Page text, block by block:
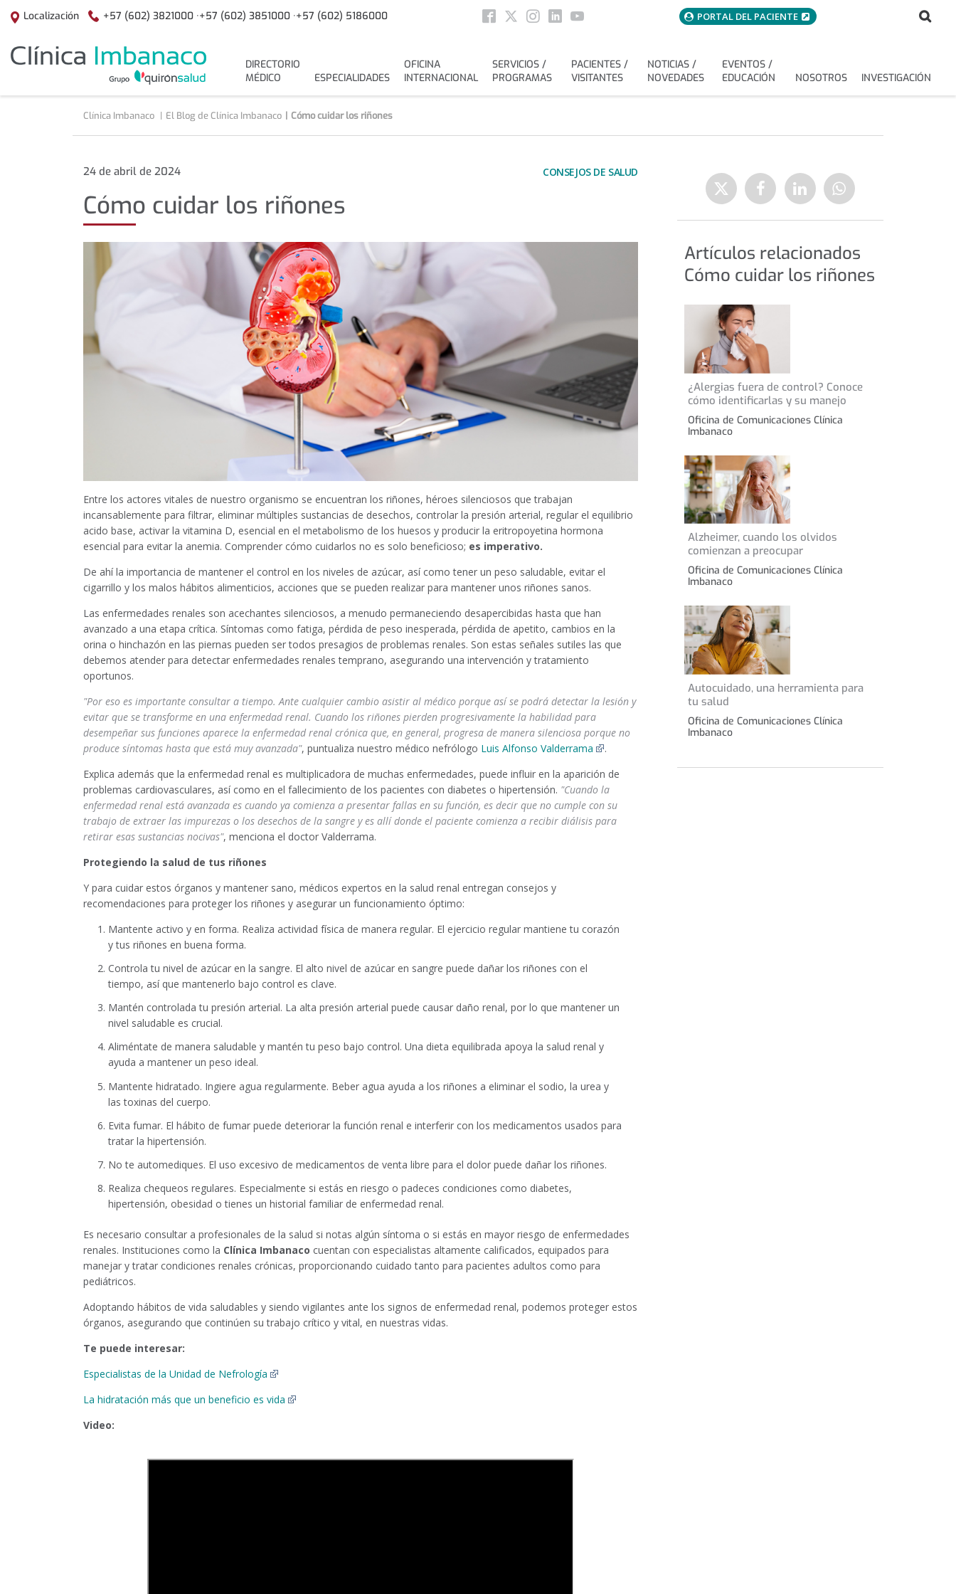
Localización +57 (602) 3821000 ·+57 (602) 3851000 ·+57 (602) 5186000
Social
menuAcceso
PORTAL DEL PACIENTE
Buscar
DIRECTORIO
MÉDICO
ESPECIALIDADES
OFICINA
INTERNACIONAL
SERVICIOS /
PROGRAMAS
PACIENTES /
VISITANTES
NOTICIAS /
NOVEDADES
EVENTOS /
EDUCACIÓN
NOSOTROS INVESTIGACIÓN
Clínica Imbanaco El Blog de Clínica Imbanaco Cómo cuidar los riñones
Cómo
los
riñones
24 de abril de 2024 CONSEJOS DE SALUD
Cómo cuidar los riñones
Entre los actores vitales de nuestro organismo se encuentran los riñones, héroes silenciosos que trabajan
incansablemente para filtrar, eliminar múltiples sustancias de desechos, controlar la presión arterial, regular el equilibrio
acido base, activar la vitamina D, esencial en el metabolismo de los huesos y producir la eritropoyetina hormona
esencial para evitar la anemia. Comprender cómo cuidarlos no es solo beneficioso; es imperativo.
De ahí la importancia de mantener el control en los niveles de azúcar, así como tener un peso saludable, evitar el
cigarrillo y los malos hábitos alimenticios, acciones que se pueden realizar para mantener unos riñones sanos.
Las enfermedades renales son acechantes silenciosos, a menudo permaneciendo desapercibidas hasta que han
avanzado a una etapa crítica. Síntomas como fatiga, pérdida de peso inesperada, pérdida de apetito, cambios en la
orina o hinchazón en las piernas pueden ser todos presagios de problemas renales. Son estas señales sutiles las que
debemos atender para detectar enfermedades renales temprano, asegurando una intervención y tratamiento
oportunos.
"Por eso es importante consultar a tiempo. Ante cualquier cambio asistir al médico porque así se podrá detectar la lesión y
evitar que se transforme en una enfermedad renal. Cuando los riñones pierden progresivamente la habilidad para
desempeñar sus funciones aparece la enfermedad renal crónica que, en general, progresa de manera silenciosa porque no
produce síntomas hasta que está muy avanzada", puntualiza nuestro médico nefrólogo Luis Alfonso Valderrama
.
Explica además que la enfermedad renal es multiplicadora de muchas enfermedades, puede influir en la aparición de
problemas cardiovasculares, así como en el fallecimiento de los pacientes con diabetes o hipertensión. "Cuando la
enfermedad renal está avanzada es cuando ya comienza a presentar fallas en su función, es decir que no cumple con su
trabajo de extraer las impurezas o los desechos de la sangre y es allí donde el paciente comienza a recibir diálisis para
retirar esas sustancias nocivas", menciona el doctor Valderrama.
Protegiendo la salud de tus riñones
Y para cuidar estos órganos y mantener sano, médicos expertos en la salud renal entregan consejos y
recomendaciones para proteger los riñones y asegurar un funcionamiento óptimo:
Mantente activo y en forma. Realiza actividad física de manera regular. El ejercicio regular mantiene tu corazón
y tus riñones en buena forma.
Controla tu nivel de azúcar en la sangre. El alto nivel de azúcar en sangre puede dañar los riñones con el
tiempo, así que mantenerlo bajo control es clave.
Mantén controlada tu presión arterial. La alta presión arterial puede causar daño renal, por lo que mantener un
nivel saludable es crucial.
Aliméntate de manera saludable y mantén tu peso bajo control. Una dieta equilibrada apoya la salud renal y
ayuda a mantener un peso ideal.
Mantente hidratado. Ingiere agua regularmente. Beber agua ayuda a los riñones a eliminar el sodio, la urea y
las toxinas del cuerpo.
Evita fumar. El hábito de fumar puede deteriorar la función renal e interferir con los medicamentos usados para
tratar la hipertensión.
No te automediques. El uso excesivo de medicamentos de venta libre para el dolor puede dañar los riñones.
Realiza chequeos regulares. Especialmente si estás en riesgo o padeces condiciones como diabetes,
hipertensión, obesidad o tienes un historial familiar de enfermedad renal.
Es necesario consultar a profesionales de la salud si notas algún síntoma o si estás en mayor riesgo de enfermedades
renales. Instituciones como la Clínica Imbanaco cuentan con especialistas altamente calificados, equipados para
manejar y tratar condiciones renales crónicas, proporcionando cuidado tanto para pacientes adultos como para
pediátricos.
Adoptando hábitos de vida saludables y siendo vigilantes ante los signos de enfermedad renal, podemos proteger estos
órganos, asegurando que continúen su trabajo crítico y vital, en nuestras vidas.
Te puede interesar:
Especialistas de la Unidad de Nefrología
La hidratación más que un beneficio es vida
Video:
Enviar
a
Twitter
Compartir
en
Facebook
Compartir
en
Linkedin
Compartir
en
WhatsApp
Artículos relacionados
Cómo cuidar los riñones
13 de noviembre de 2024
CONSEJOS DE SALUD
¿Alergias fuera de control? Conoce
cómo identificarlas y su manejo
Oficina de Comunicaciones Clínica
Imbanaco
20 de septiembre de
2023
CONSEJOS DE SALUD
Alzheimer, cuando los olvidos
comienzan a preocupar
Oficina de Comunicaciones Clínica
Imbanaco
31 de agosto de 2023
CONSEJOS DE SALUD
Autocuidado, una herramienta para
tu salud
Oficina de Comunicaciones Clínica
Imbanaco